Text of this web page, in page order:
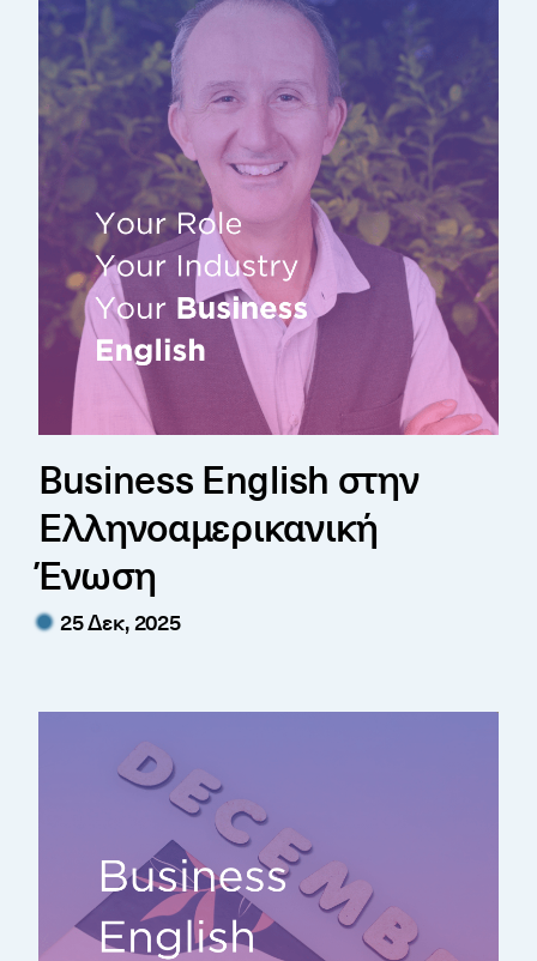
Business English στην
Ελληνοαμερικανική
Ένωση
25 Δεκ, 2025